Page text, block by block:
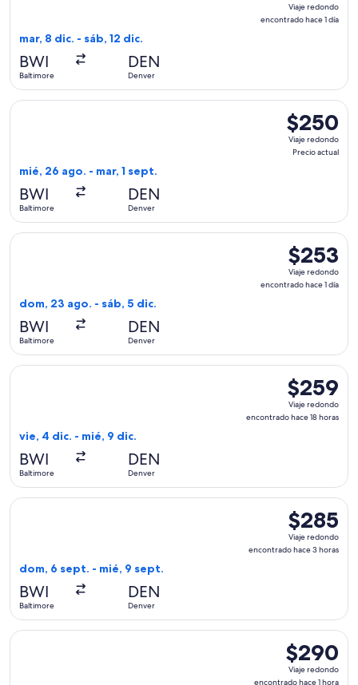
redondo,
Viaje redondo
encontrado hace 1 día
mar, 8 dic. - sáb, 12 dic.
BWI
Baltimore
DEN
Denver
$250
Viaje
redondo,
$250
Viaje redondo
Precio actual
mié, 26 ago. - mar, 1 sept.
BWI
Baltimore
DEN
Denver
Seleccionar vuelo de Frontier Airlines, con salida el mié,
$253
Viaje
redondo,
$253
Viaje redondo
encontrado hace 1 día
dom, 23 ago. - sáb, 5 dic.
BWI
Baltimore
DEN
Denver
Seleccionar vuelo de Frontier Airlines, con salida el dom,
$259
Viaje
redondo,
$259
Viaje redondo
encontrado hace 18 horas
vie, 4 dic. - mié, 9 dic.
BWI
Baltimore
DEN
Denver
Seleccionar vuelo de Frontier Airlines, con salida el vie, 4
$285
Viaje
redondo,
$285
Viaje redondo
encontrado hace 3 horas
dom, 6 sept. - mié, 9 sept.
BWI
Baltimore
DEN
Denver
Seleccionar vuelo de Southwest Airlines, con salida el
$290
Viaje
redondo,
$290
Viaje redondo
encontrado hace 1 hora
Seleccionar vuelo de United, con salida el vie, 11 sept.